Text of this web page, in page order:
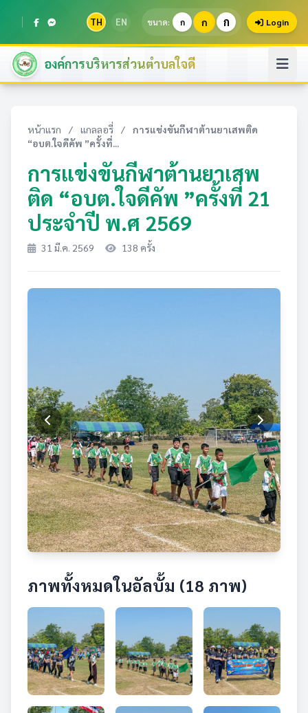
TH EN ขนาด: ก ก ก Login
องค์การบริหารส่วนตำบลใจดี
หน้าแรก / แกลลอรี่ /
การแข่งขันกีฬาต้านยาเสพติด
“อบต.ใจดีคัพ ”ครั้งที่...
การแข่งขันกีฬาต้านยาเสพ
ติด “อบต.ใจดีคัพ ”ครั้งที่ 21
ประจำปี พ.ศ 2569
31 มี.ค. 2569 138 ครั้ง
ภาพทั้งหมดในอัลบั้ม (18 ภาพ)